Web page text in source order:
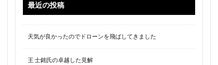
最近の投稿
天気が良かったのでドローンを飛ばしてきました
王 士銘氏の卓越した見解